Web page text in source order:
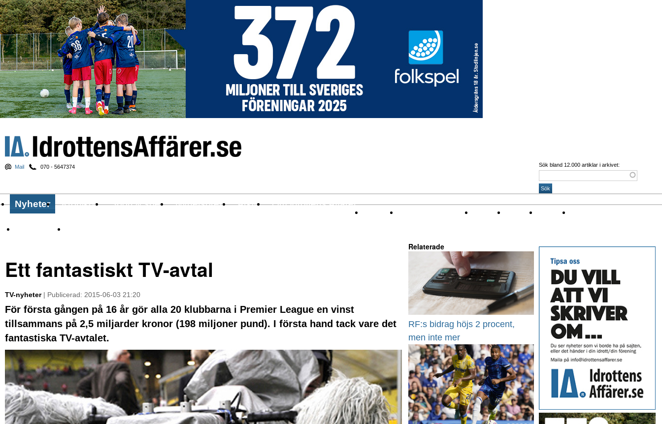
Mail 070 - 5647374 Sök bland 12.000 artiklar i arkivet:
Nyheter Krönikor Sport & spel Nyhetsbrev Arkiv Om Idrottens Affärer
Ett fantastiskt TV-avtal
TV-nyheter| Publicerad: 2015-06-03 21:20
För första gången på 16 år gör alla 20 klubbarna i Premier League en vinst
tillsammans på 2,5 miljarder kronor (198 miljoner pund). I första hand tack vare det
fantastiska TV-avtalet.
Relaterade
RF:s bidrag höjs 2 procent,
men inte mer